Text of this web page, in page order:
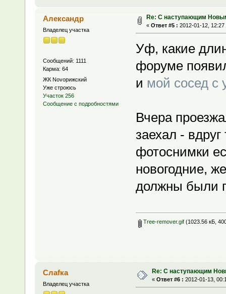
Александр
Владелец участка
Сообщений: 1111
Карма: 64
ЖК Novoрижский
Уже строюсь
Участок 256
Сообщение с подробностями
Re: С наступающим
« Ответ #5 : 2012-01-12, 12:27
Уф, какие
форуме
и мой сосед с
Вчера
заехал -
фотоснимки
новогодние,
должны были
Tree-remover.gif(1023.56 кБ,
Слаfка
Владелец участка
Re: С наступающим
« Ответ #6 : 2012-01-13,